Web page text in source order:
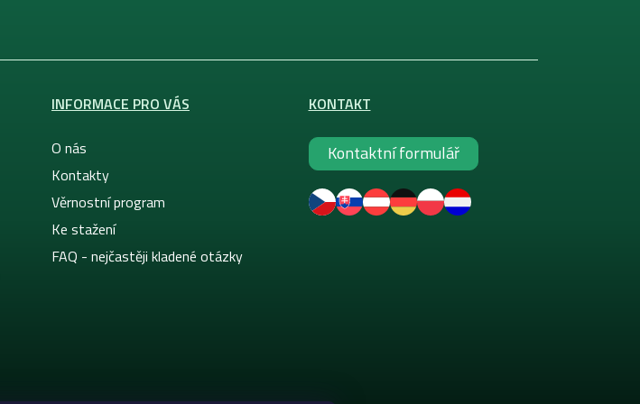
INFORMACE PRO VÁS
O nás
Kontakty
Věrnostní program
Ke stažení
FAQ - nejčastěji kladené otázky
KONTAKT
Kontaktní formulář